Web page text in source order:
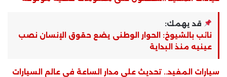
قد يهمك:
نائب بالشيوخ: الحوار الوطنى يضع حقوق الإنسان نصب
عينيه منذ البداية
سيارات المفيد.. تحديث على مدار الساعة في عالم السيارات